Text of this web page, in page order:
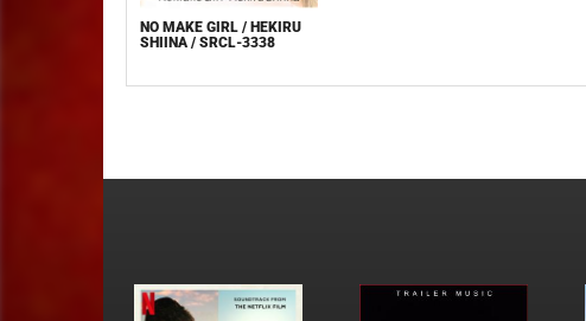
NO MAKE GIRL / HEKIRU
SHIINA / SRCL-3338